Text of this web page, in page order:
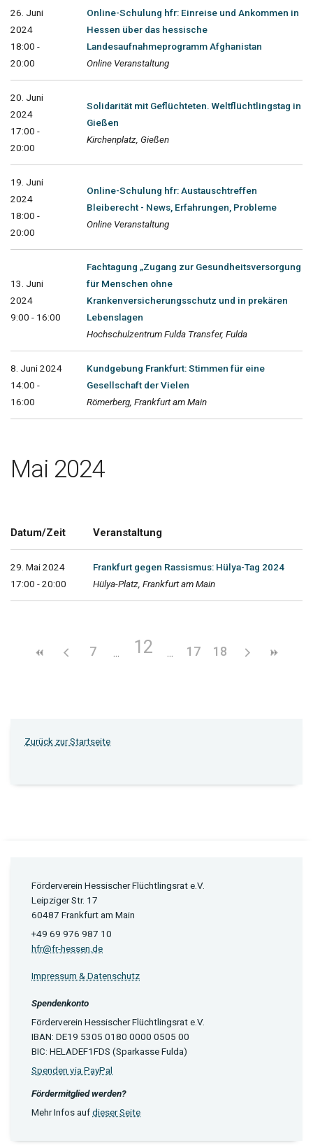
26. Juni
2024
18:00 -
20:00
Online-Schulung hfr: Einreise und Ankommen in
Hessen über das hessische
Landesaufnahmeprogramm Afghanistan
Online Veranstaltung
20. Juni
2024
17:00 -
20:00
Solidarität mit Geflüchteten. Weltflüchtlingstag in
Gießen
Kirchenplatz, Gießen
19. Juni
2024
18:00 -
20:00
Online-Schulung hfr: Austauschtreffen
Bleiberecht - News, Erfahrungen, Probleme
Online Veranstaltung
13. Juni
2024
9:00 - 16:00
Fachtagung „Zugang zur Gesundheitsversorgung
für Menschen ohne
Krankenversicherungsschutz und in prekären
Lebenslagen
Hochschulzentrum Fulda Transfer, Fulda
8. Juni 2024
14:00 -
16:00
Kundgebung Frankfurt: Stimmen für eine
Gesellschaft der Vielen
Römerberg, Frankfurt am Main
Mai 2024
Datum/Zeit Veranstaltung
29. Mai 2024
17:00 - 20:00
Frankfurt gegen Rassismus: Hülya-Tag 2024
Hülya-Platz, Frankfurt am Main
7 12 17 18
Zurück zur Startseite
Förderverein Hessischer Flüchtlingsrat e.V.
Leipziger Str. 17
60487 Frankfurt am Main
+49 69 976 987 10
hfr@fr-hessen.de
Impressum & Datenschutz
Spendenkonto
Förderverein Hessischer Flüchtlingsrat e.V.
IBAN: DE19 5305 0180 0000 0505 00
BIC: HELADEF1FDS (Sparkasse Fulda)
Spenden via PayPal
Fördermitglied werden?
Mehr Infos aufdieser Seite